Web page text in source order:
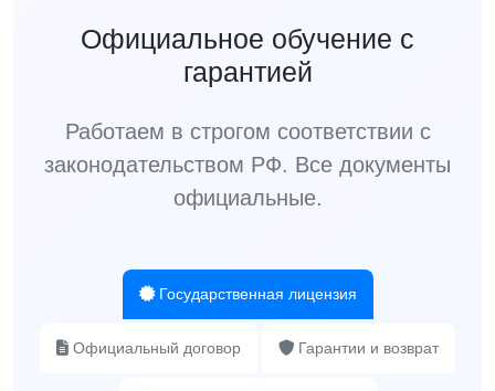
Официальное обучение с
гарантией
Работаем в строгом соответствии с
законодательством РФ. Все документы
официальные.
Государственная лицензия
Официальный договор Гарантии и возврат